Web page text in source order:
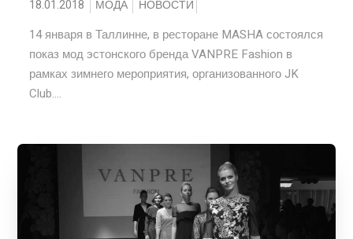
18.01.2018 МОДА НОВОСТИ
14 января в Таллинне, в ресторане MASHA состоялся
показ мод эстонского бренда VANPRE Fashion в
рамках зимнего мероприятия, организованного JK
Club....